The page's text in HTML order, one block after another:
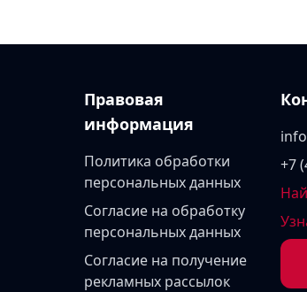
Правовая
информация
Политика обработки
персональных данных
Согласие на обработку
персональных данных
Согласие на получение
рекламных рассылок
+7